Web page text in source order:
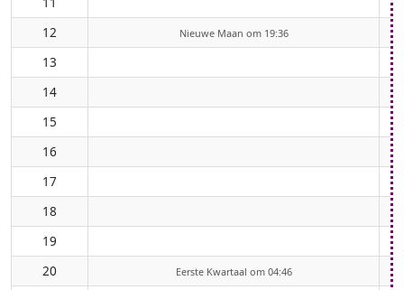
12
Nieuwe Maan om 19:36
13
14
15
16
17
18
19
20
Eerste Kwartaal om 04:46